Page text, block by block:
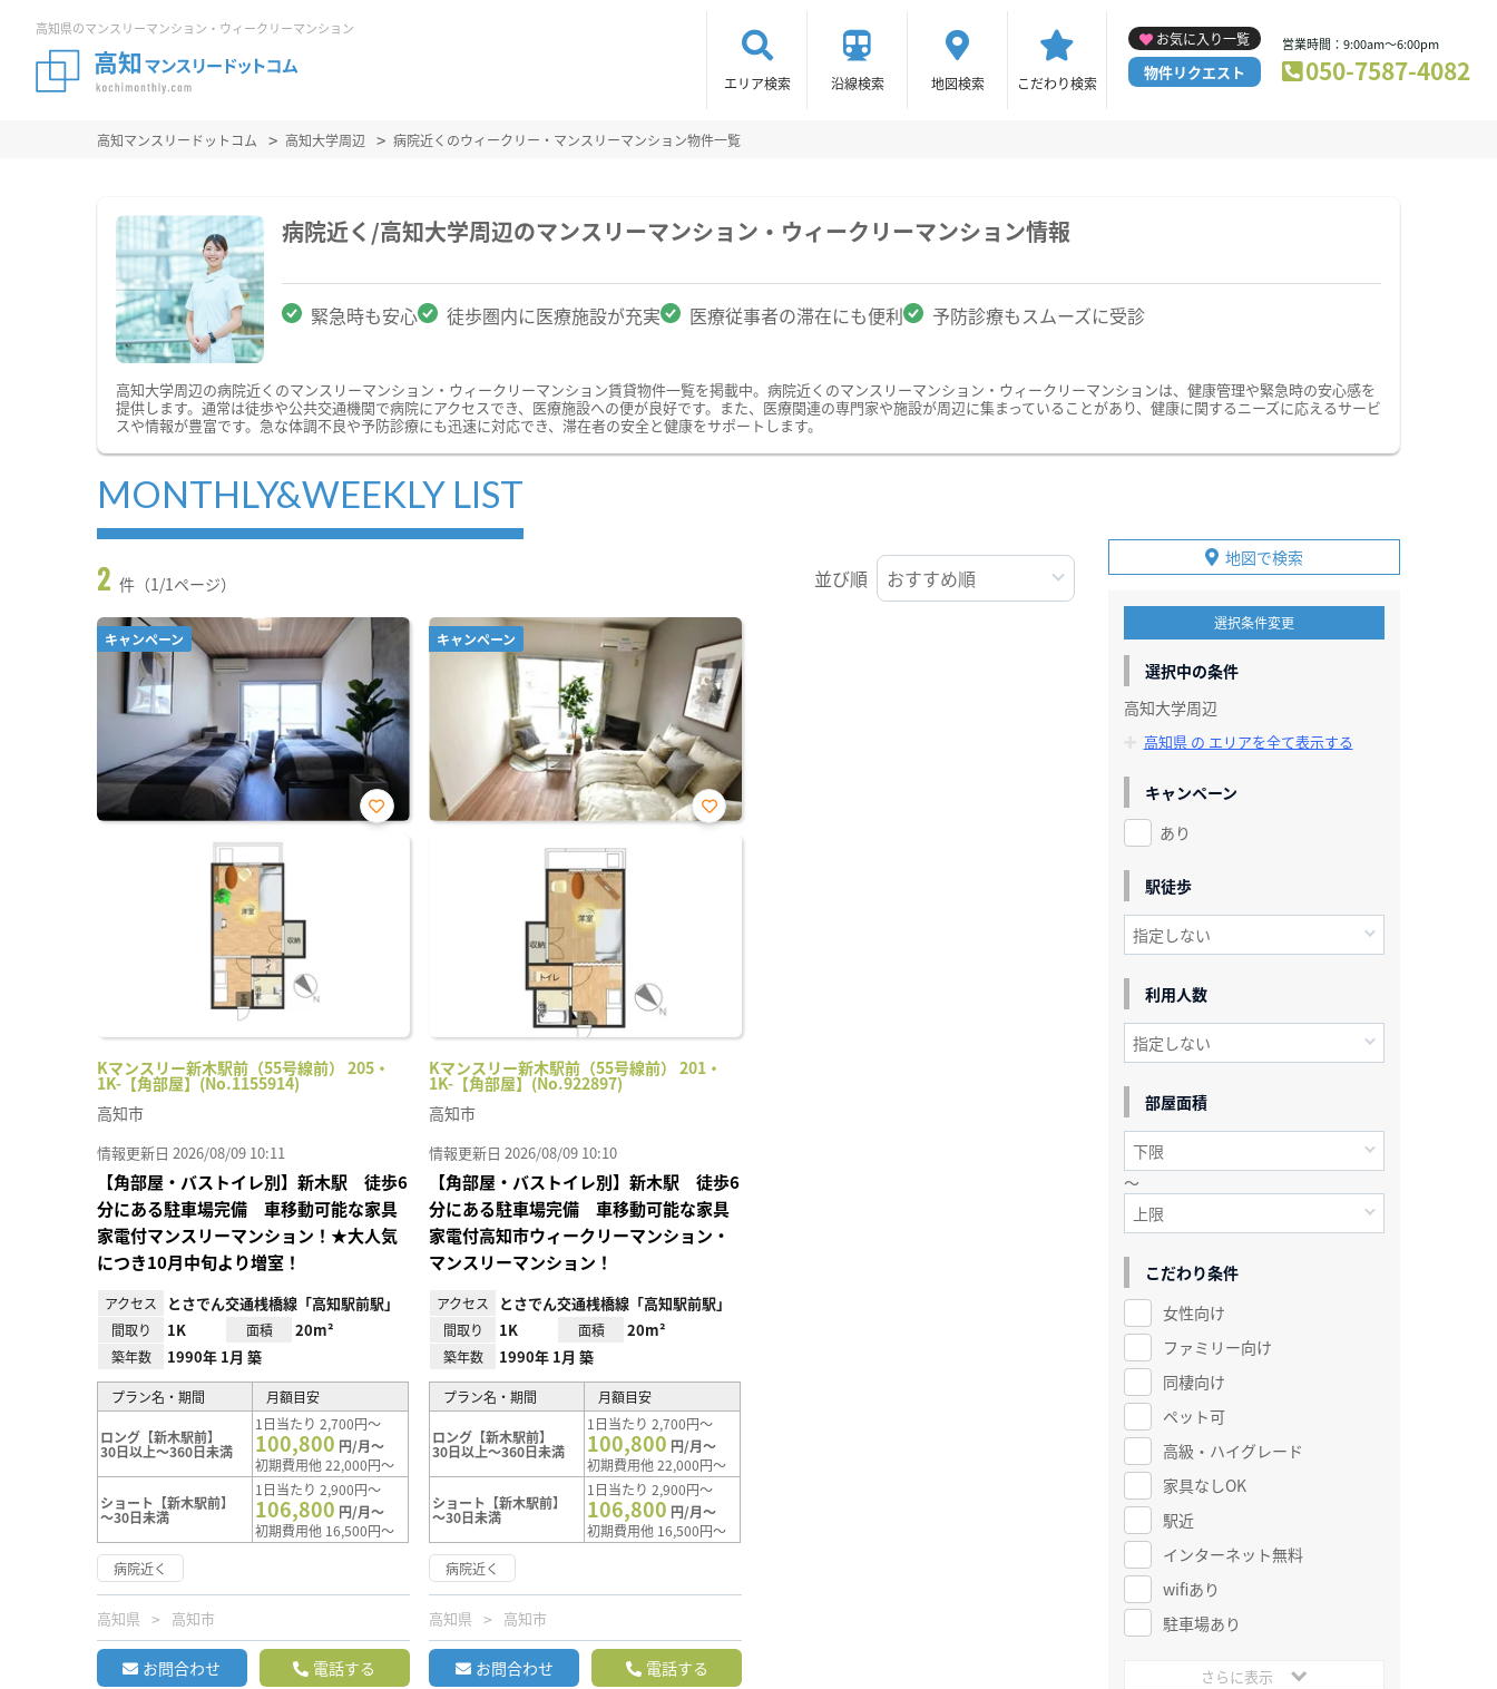
高知県のマンスリーマンション・ウィークリーマンション
エリア検索 沿線検索 地図検索 こだわり検索
お気に入り一覧
物件リクエスト
営業時間：9:00am～6:00pm
050-7587-4082
高知マンスリードットコム 高知大学周辺 病院近くのウィークリー・マンスリーマンション物件一覧
病院近く/高知大学周辺のマンスリーマンション・ウィークリーマンション情報
緊急時も安心 徒歩圏内に医療施設が充実 医療従事者の滞在にも便利 予防診療もスムーズに受診
高知大学周辺の病院近くのマンスリーマンション・ウィークリーマンション賃貸物件一覧を掲載中。病院近くのマンスリーマンション・ウィークリーマンションは、健康管理や緊急時の安心感を
提供します。通常は徒歩や公共交通機関で病院にアクセスでき、医療施設への便が良好です。また、医療関連の専門家や施設が周辺に集まっていることがあり、健康に関するニーズに応えるサービ
スや情報が豊富です。急な体調不良や予防診療にも迅速に対応でき、滞在者の安全と健康をサポートします。
MONTHLY&WEEKLY LIST
2 件（1/1ページ） 並び順
キャンペーン
Kマンスリー新木駅前（55号線前） 205・
1K-【角部屋】(No.1155914)
お気
高知市
情報更新日 2026/08/09 10:11
【角部屋・バストイレ別】新木駅 徒歩6
分にある駐車場完備 車移動可能な家具
家電付マンスリーマンション！★大人気
につき10月中旬より増室！
アクセス とさでん交通桟橋線「高知駅前駅」
間取り 1K 面積 20m²
築年数 1990年 1月 築
プラン名・期間 月額目安
ロング【新木駅前】
30日以上～360日未満
1日当たり 2,700円～
100,800 円/月～
初期費用他 22,000円～
ショート【新木駅前】
～30日未満
1日当たり 2,900円～
106,800 円/月～
初期費用他 16,500円～
病院近く
高知県 高知市
お問合わせ 電話する
キャンペーン
Kマンスリー新木駅前（55号線前） 201・
1K-【角部屋】(No.922897)
お気
高知市
情報更新日 2026/08/09 10:10
【角部屋・バストイレ別】新木駅 徒歩6
分にある駐車場完備 車移動可能な家具
家電付高知市ウィークリーマンション・
マンスリーマンション！
アクセス とさでん交通桟橋線「高知駅前駅」
間取り 1K 面積 20m²
築年数 1990年 1月 築
プラン名・期間 月額目安
ロング【新木駅前】
30日以上～360日未満
1日当たり 2,700円～
100,800 円/月～
初期費用他 22,000円～
ショート【新木駅前】
～30日未満
1日当たり 2,900円～
106,800 円/月～
初期費用他 16,500円～
病院近く
高知県 高知市
お問合わせ 電話する
地図で検索
選択条件変更
選択中の条件
高知大学周辺
高知県 の エリアを全て表示する
キャンペーン
あり
駅徒歩
利用人数
部屋面積
～
こだわり条件
女性向け
ファミリー向け
同棲向け
ペット可
高級・ハイグレード
家具なしOK
駅近
インターネット無料
wifiあり
駐車場あり
さらに表示